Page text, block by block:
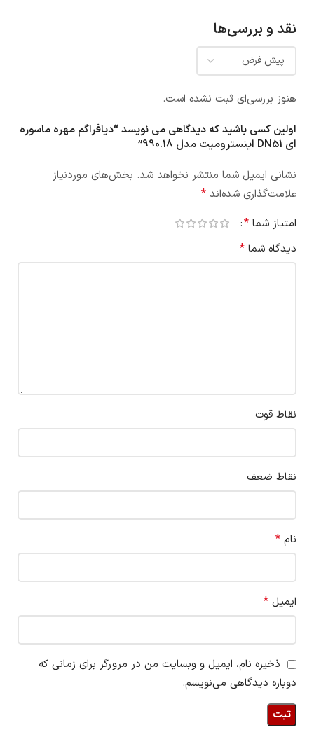
نقد و بررسی‌ها
هنوز بررسی‌ای ثبت نشده است.
اولین کسی باشید که دیدگاهی می نویسد “دیافراگم مهره ماسوره
ای DN51 اینسترومیت مدل 990.18”
نشانی ایمیل شما منتشر نخواهد شد. بخش‌های موردنیاز
علامت‌گذاری شده‌اند *
امتیاز شما *
دیدگاه شما *
نقاط قوت
نقاط ضعف
نام *
ایمیل *
ذخیره نام، ایمیل و وبسایت من در مرورگر برای زمانی که
دوباره دیدگاهی می‌نویسم.